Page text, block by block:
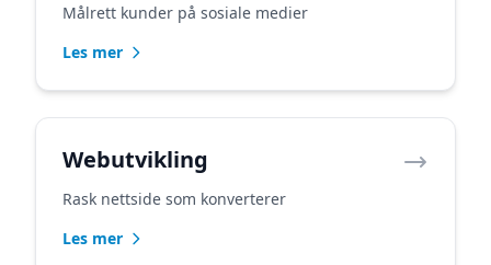
Målrett kunder på sosiale medier
Les mer
Webutvikling
Rask nettside som konverterer
Les mer